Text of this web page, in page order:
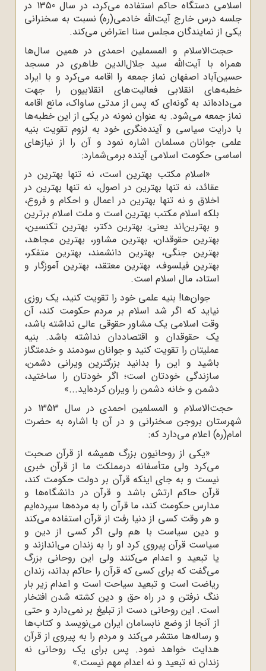
اسلامی دستگاه حاکم استفاده می‌کرد، در سال 1350 در
جلسه درس خارج آیت‌‌الله خادمی(ره) نسبت به سخنرانی
یکی از نمایندگان مجلس سنا اعتراض می‌کند.
حجت‌الاسلام و المسملین احمدی در همین سال‌ها
همراه با آیت‌الله سید جلال‌الدین طاهری در مسجد
حسین‌آباد اصفهان نماز جمعه را اقامه می‌کرد و با ایراد
خطبه‌های انقلابی فعالیت‌های انقلابیون را جهت
می‌داده‌اند به گونه‌ای که پس از مدتی ساواک، مانع اقامه
نماز جمعه می‌شود. به عنوان نمونه در یکی از این خطبه‌ها
با درایت سیاسی و آینده‌نگری خود به لزوم تقویت بنیه
علمی جوانان مسلمان اشاره نمود و آن را از نیازهای
اساسی حکومت اسلامی آینده برمی‌شمارد:
«اسلام مکتب بهترین است، نه تنها بهترین در
عقائد، نه تنها بهترین در اصول، نه تنها بهترین در
اخلاق و نه تنها بهترین در اعمال و احکام و فروع،
بلکه اسلام مکتب بهترین است و ملت اسلام برترین
و بهترین‌اند یعنی: بهترین دکتر، بهترین تکنسین،
بهترین حقوقدان، بهترین مشاور، بهترین مجاهد،
بهترین جنگی، بهترین دانشمند، بهترین متفکر،
بهترین فیلسوف، بهترین معتقد، بهترین آموزگار و
استاد، مال اسلام است.
جوان‌ها! بنیه علمی خود را تقویت کنید، یک روزی
نیاید که اگر شد اسلام بر مردم حکومت کند، آن
وقت اسلامی یک مشاور حقوقی عالی نداشته باشد،
یک حقوقدان و اقتصاددان نداشته باشد. بنیه
عملیتان را تقویت کنید و جوانان سودمند و خدمتگاز
باشید و این را بدانید بزرگترین ویرانی دشمن،
سازندگی خودتان است؛ اگر خودتان را ساختید،
دشمن و خانه دشمن را ویران کرده‌اید...»
حجت‌الاسلام و المسلمین احمدی در سال 1353 در
شهرستان بروجن سخنرانی و در آن با اشاره به حضرت
امام(ره) اعلام می‌دارد که:
«یکی از روحانیون بزرگ همیشه از قرآن صحبت
می‌کرد ولی متأسفانه درمملکت ما از قرآن خبری
نیست و به جای اینکه قرآن بر دولت حکومت کند،
قرآن حاکم ارتش باشد و قرآن در دانشگاه‌ها و
مدارس حکومت کند، ما قرآن را به مرده‌ها سپرده‌ایم
و هر وقت کسی از دنیا رفت از قرآن استفاده می‌کند
و دین سیاست با هم ولی اگر کسی از دین و
سیاست قرآن پیروی کرد او را به زندان می‌اندازند و
یا تبعید و اعدام می‌کنند ولی این روحانی بزرگ
می‌گفت که برای کسی که قرآن را حاکم بداند، زندان
ریاضت است و تبعید سیاحت است و اعدام زیر بار
ننگ نرفتن و در راه حق و دین کشته شدن افتخار
است. این روحانی دست از تبلیغ بر نمی‌دارد و حتی
از آنجا از وضع نابسامان ایران می‌نویسد و کتاب‌ها
و رساله‌ها منتشر می‌کند و مردم را به پیروی از قرآن
هدایت خواهد نمود. پس برای یک روحانی نه
زندان نه تبعید و نه اعدام مهم نیست.»